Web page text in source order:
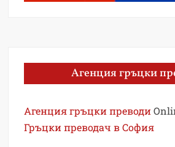
Агенция гръцки
Агенция гръцки преводи
Гръцки преводач в София